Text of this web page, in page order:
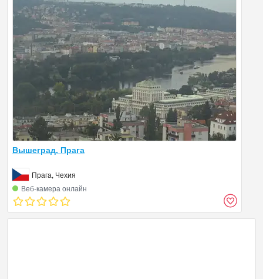
Вышеград, Прага
Прага, Чехия
Веб‑камера онлайн